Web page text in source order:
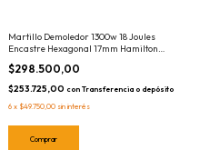
Martillo Demoledor 1300w 18 Joules
Encastre Hexagonal 17mm Hamilton
HMD002
$298.500,00
$253.725,00 con Transferencia o depósito
6 x $49.750,00 sin interés